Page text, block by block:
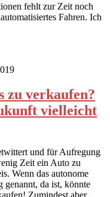
fehlt zur Zeit noch
Fahren. Ich
zu verkaufen?
vielleicht
und für Aufregung
Zeit ein Auto zu
Wenn das autonome
da ist, könnte